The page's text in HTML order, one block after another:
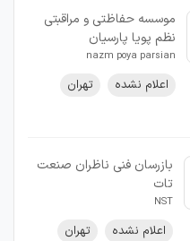
موسسه حفاظتی و مراقبتی
نظم پویا پارسیان
nazm poya parsian
اعلام نشده تهران
بازرسان فنی ناظران صنعت
تات
NST
اعلام نشده تهران